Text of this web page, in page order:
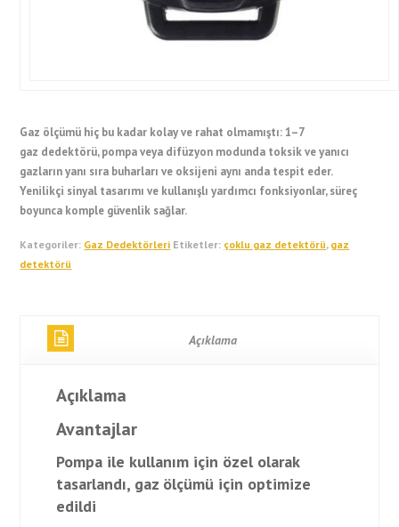
Gaz ölçümü hiç bu kadar kolay ve rahat olmamıştı: 1–7
gaz dedektörü, pompa veya difüzyon modunda toksik ve yanıcı
gazların yanı sıra buharları ve oksijeni aynı anda tespit eder.
Yenilikçi sinyal tasarımı ve kullanışlı yardımcı fonksiyonlar, süreç
boyunca komple güvenlik sağlar.
Kategoriler: Gaz Dedektörleri Etiketler: çoklu gaz detektörü, gaz
detektörü
Açıklama
Açıklama
Avantajlar
Pompa ile kullanım için özel olarak
tasarlandı, gaz ölçümü için optimize
edildi